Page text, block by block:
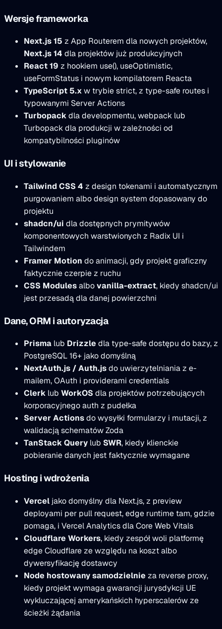
Wersje frameworka
Next.js 15 z App Routerem dla nowych projektów,
Next.js 14 dla projektów już produkcyjnych
React 19 z hookiem use(), useOptimistic,
useFormStatus i nowym kompilatorem Reacta
TypeScript 5.xw trybie strict, z type-safe routes i
typowanymi Server Actions
Turbopackdla developmentu, webpack lub
Turbopack dla produkcji w zależności od
kompatybilności pluginów
UI i stylowanie
Tailwind CSS 4 z design tokenami i automatycznym
purgowaniem albo design system dopasowany do
projektu
shadcn/ui dla dostępnych prymitywów
komponentowych warstwionych z Radix UI i
Tailwindem
Framer Motion do animacji, gdy projekt graficzny
faktycznie czerpie z ruchu
CSS Modulesalbovanilla-extract, kiedy shadcn/ui
jest przesadą dla danej powierzchni
Dane, ORM i autoryzacja
Prisma lub Drizzle dla type-safe dostępu do bazy, z
PostgreSQL 16+ jako domyślną
NextAuth.js / Auth.jsdo uwierzytelniania z e-
mailem, OAuth i providerami credentials
Clerk lub WorkOS dla projektów potrzebujących
korporacyjnego auth z pudełka
Server Actionsdo wysyłki formularzy i mutacji, z
walidacją schematów Zoda
TanStack Query lub SWR, kiedy klienckie
pobieranie danych jest faktycznie wymagane
Hosting i wdrożenia
Vercel jako domyślny dla Next.js, z preview
deployami per pull request, edge runtime tam, gdzie
pomaga, i Vercel Analytics dla Core Web Vitals
Cloudflare Workers, kiedy zespół woli platformę
edge Cloudflare ze względu na koszt albo
dywersyfikację dostawcy
Node hostowany samodzielnie za reverse proxy,
kiedy projekt wymaga gwarancji jurysdykcji UE
wykluczającej amerykańskich hyperscalerów ze
ścieżki żądania